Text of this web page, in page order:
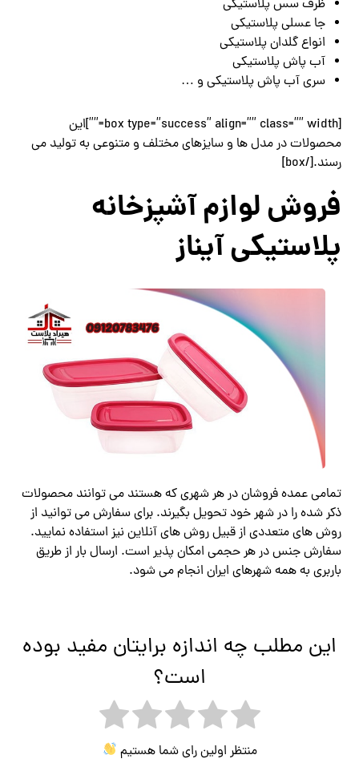
ظرف سس پلاستیکی
جا عسلی پلاستیکی
انواع گلدان پلاستیکی
آب پاش پلاستیکی
سری آب پاش پلاستیکی و …
[box type=”success” align=”” class=”” width=””]این
محصولات در مدل ها و سایزهای مختلف و متنوعی به تولید می
رسند.[/box]
فروش لوازم آشپزخانه
پلاستیکی آیناز
تمامی عمده فروشان در هر شهری که هستند می توانند محصولات
ذکر شده را در شهر خود تحویل بگیرند. برای سفارش می توانید از
روش های متعددی از قبیل روش های آنلاین نیز استفاده نمایید.
سفارش جنس در هر حجمی امکان پذیر است. ارسال بار از طریق
باربری به همه شهرهای ایران انجام می شود.
این مطلب چه اندازه برایتان مفید بوده
است؟
منتظر اولین رای شما هستیم